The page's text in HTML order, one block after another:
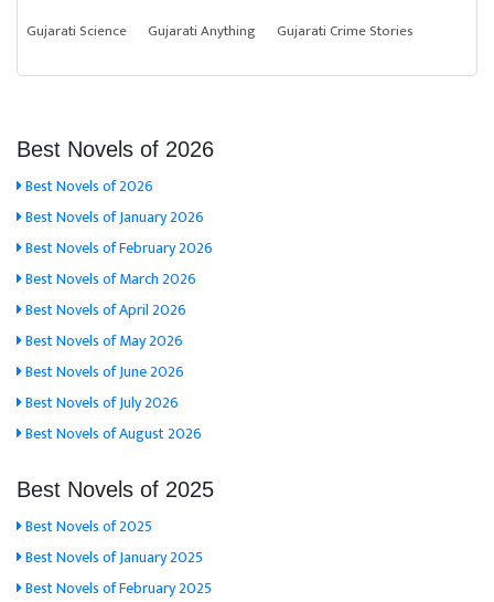
Gujarati Science
Gujarati Anything Gujarati Crime Stories
Best Novels of 2026
Best Novels of 2026
Best Novels of January 2026
Best Novels of February 2026
Best Novels of March 2026
Best Novels of April 2026
Best Novels of May 2026
Best Novels of June 2026
Best Novels of July 2026
Best Novels of August 2026
Best Novels of 2025
Best Novels of 2025
Best Novels of January 2025
Best Novels of February 2025